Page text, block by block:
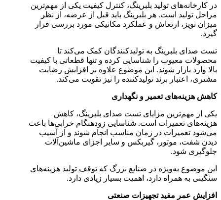
در کارخانه‌های تولید بلبرینگ، کنترل کیفیت یکی از مهم‌ترین
مراحل تولید است. هر بلبرینگ باید قبل از عرضه، از نظر
میزان نویز، ارتعاش و عملکرد مکانیکی مورد بررسی قرار
گیرد.
تست صدای بلبرینگ به تولیدکنندگان کمک می‌کند تا
محصولات معیوب را شناسایی کرده و تنها قطعاتی با کیفیت
بالا وارد بازار شوند. این موضوع علاوه بر افزایش رضایت
مشتری، اعتبار برند تولیدکننده را نیز تقویت می‌کند.
کاهش هزینه‌های تعمیر و نگهداری
یکی از مهم‌ترین مزایای تست صدای بلبرینگ، کاهش
هزینه‌های تعمیرات است. شناسایی زودهنگام خرابی‌ها باعث
می‌شود تعمیرات در زمان مناسب انجام شوند و از آسیب
دیدن شفت، موتور، گیربکس و سایر اجزای ماشین‌آلات
جلوگیری شود.
این موضوع به‌ویژه در صنایع بزرگ که توقف تولید هزینه‌های
سنگینی به همراه دارد، اهمیت بسیار زیادی دارد.
افزایش عمر مفید تجهیزات صنعتی